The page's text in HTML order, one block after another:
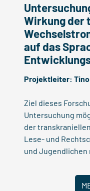
Wirkung der
auf das
Projektleiter:
Ziel dieses
Untersuchung
der
Lese- und
und Jugendlichen